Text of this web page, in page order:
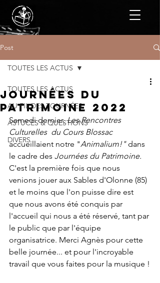
Post
TOUTES LES ACTUS
AU FIL DES TOURNÉES
ASTUCES & QUESTIONS
DIVERS
TOUTES LES ACTUS
Journées du
Patrimoine 2022
Samedi dernier, Les Rencontres
Culturelles  du Cours Blossac
accueillaient notre "Animalium!" dans
le cadre des Journées du Patrimoine.
C'est la première fois que nous
venions jouer aux Sables d'Olonne (85)
et le moins que l'on puisse dire est
que nous avons été conquis par
l'accueil qui nous a été réservé, tant par
le public que par l'équipe
organisatrice. Merci Agnès pour cette
belle journée... et pour l'incroyable
travail que vous faites pour la musique !